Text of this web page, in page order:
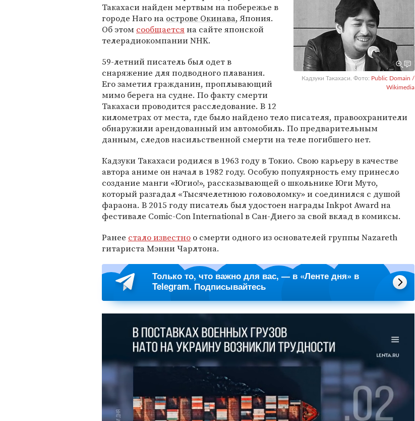
Кадзуки Такахаси. Фото: Public Domain /
Wikimedia
Такахаси найден мертвым на побережье в
городе Наго на острове Окинава, Япония.
Об этом сообщаетсяна сайте японской
телерадиокомпании NHK.
59-летний писатель был одет в
снаряжение для подводного плавания.
Его заметил гражданин, проплывающий
мимо берега на судне. По факту смерти
Такахаси проводится расследование. В 12
километрах от места, где было найдено тело писателя, правоохранители
обнаружили арендованный им автомобиль. По предварительным
данным, следов насильственной смерти на теле погибшего нет.
Кадзуки Такахаси родился в 1963 году в Токио. Свою карьеру в качестве
автора аниме он начал в 1982 году. Особую популярность ему принесло
создание манги «Югио!», рассказывающей о школьнике Юги Муто,
который разгадал «Тысячелетнюю головоломку» и соединился с душой
фараона. В 2015 году писатель был удостоен награды Inkpot Award на
фестивале Comic-Con International в Сан-Диего за свой вклад в комиксы.
Ранее стало известно о смерти одного из основателей группы Nazareth
гитариста Мэнни Чарлтона.
Только то, что важно для вас, — в «Ленте дня» в
Telegram. Подписывайтесь